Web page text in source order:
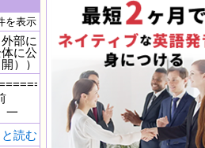
を表示
部に
に公
開））
一
読む